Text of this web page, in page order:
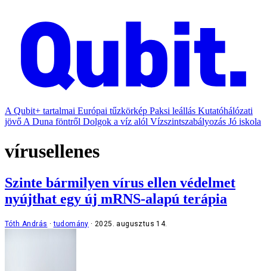
A Qubit+ tartalmai Európai tűzkörkép Paksi leállás Kutatóhálózati
jövő A Duna föntről Dolgok a víz alól Vízszintszabályozás Jó iskola
vírusellenes
Szinte bármilyen vírus ellen védelmet
nyújthat egy új mRNS-alapú terápia
Tóth András tudomány 2025. augusztus 14.